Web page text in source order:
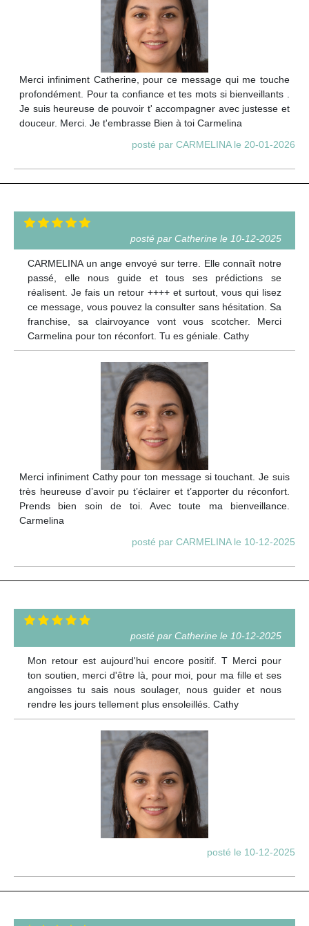
Merci infiniment Catherine, pour ce message qui me touche
profondément. Pour ta confiance et tes mots si bienveillants .
Je suis heureuse de pouvoir t' accompagner avec justesse et
douceur. Merci. Je t'embrasse Bien à toi Carmelina
posté par CARMELINA le 20-01-2026
posté par Catherine le 10-12-2025
CARMELINA un ange envoyé sur terre. Elle connaît notre
passé, elle nous guide et tous ses prédictions se
réalisent. Je fais un retour ++++ et surtout, vous qui lisez
ce message, vous pouvez la consulter sans hésitation. Sa
franchise, sa clairvoyance vont vous scotcher. Merci
Carmelina pour ton réconfort. Tu es géniale. Cathy
Merci infiniment Cathy pour ton message si touchant. Je suis
très heureuse d’avoir pu t’éclairer et t’apporter du réconfort.
Prends bien soin de toi. Avec toute ma bienveillance.
Carmelina
posté par CARMELINA le 10-12-2025
posté par Catherine le 10-12-2025
Mon retour est aujourd'hui encore positif. T Merci pour
ton soutien, merci d'être là, pour moi, pour ma fille et ses
angoisses tu sais nous soulager, nous guider et nous
rendre les jours tellement plus ensoleillés. Cathy
posté le 10-12-2025